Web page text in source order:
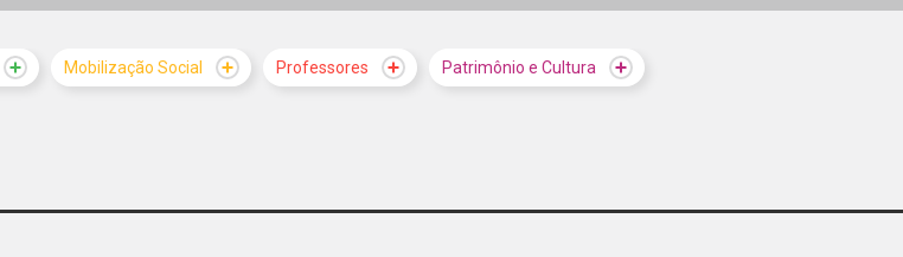
MATERIAL PEDAGÓGICO
INSTITUTO BRASILEIRO DE
Mobilização Social Professores Patrimônio e Cultura